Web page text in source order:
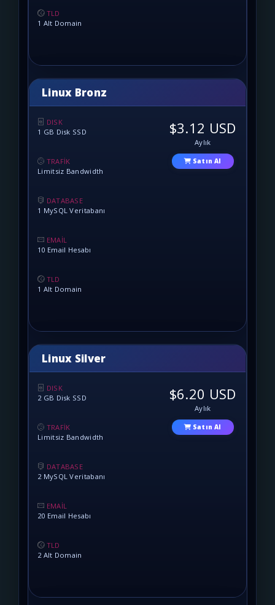
TLD
1 Alt Domain
Linux Bronz
DISK
1 GB Disk SSD
TRAFİK
Limitsiz Bandwidth
DATABASE
1 MySQL Veritabanı
EMAİL
10 Email Hesabı
TLD
1 Alt Domain
$3.12 USD
Aylık
Satın Al
Linux Silver
DISK
2 GB Disk SSD
TRAFİK
Limitsiz Bandwidth
DATABASE
2 MySQL Veritabanı
EMAİL
20 Email Hesabı
TLD
2 Alt Domain
$6.20 USD
Aylık
Satın Al